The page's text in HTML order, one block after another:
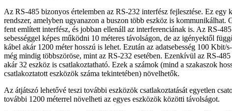
Az RS-485 bizonyos értelemben az RS-232 interfész fejlesztése. Ez egy
rendszer, amelyben ugyanazon a buszon több eszköz is kommunikálhat.
fent említett interfész, és jobban ellenáll az interferenciának is. Az RS-
sebességgel képes működni 10 méteres távolságon, de az igényektől
kábel akár 1200 méter hosszú is lehet. Ezután az adatsebesség 100 Kbit/
még mindig többszöröse, mint az RS-232 esetében. Ezenkívül az RS-485
akár 32 eszköz is csatlakoztatható. Ezek a számok (mind a szakaszok
csatlakoztatott eszközök száma tekintetében) növelhetők.
Az átjátszó lehetővé teszi további eszközök csatlakoztatását egyetlen
további 1200 méterrel növelheti az egyes eszközök közötti távolságot.